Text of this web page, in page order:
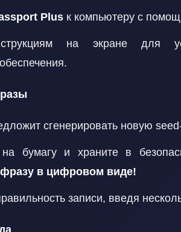
Plus к компьютеру с
на экране для
сгенерировать новую
бумагу и храните в
фразу в цифровом виде!
записи, введя